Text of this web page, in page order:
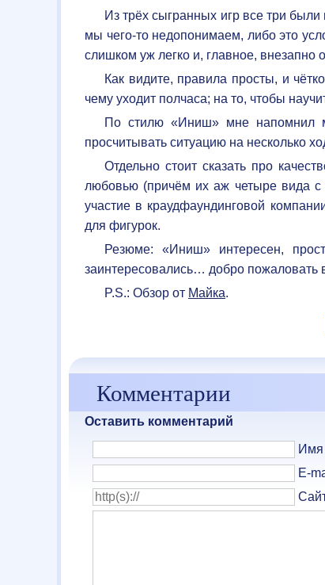
Из трёх сыгранных игр все три
мы чего-то недопонимаем, либо это
слишком уж легко и, главное, внезапно
Как видите, правила просты, и
чему уходит полчаса; на то, чтобы
По стилю «Иниш» мне напомнил
просчитывать ситуацию на несколько
Отдельно стоит сказать про
любовью (причём их аж четыре вида
участие в краудфаундинговой
для фигурок.
Резюме: «Иниш» интересен,
заинтересовались… добро
P.S.: Обзор от Майка.
Комментарии
Оставить комментарий
Имя
E-